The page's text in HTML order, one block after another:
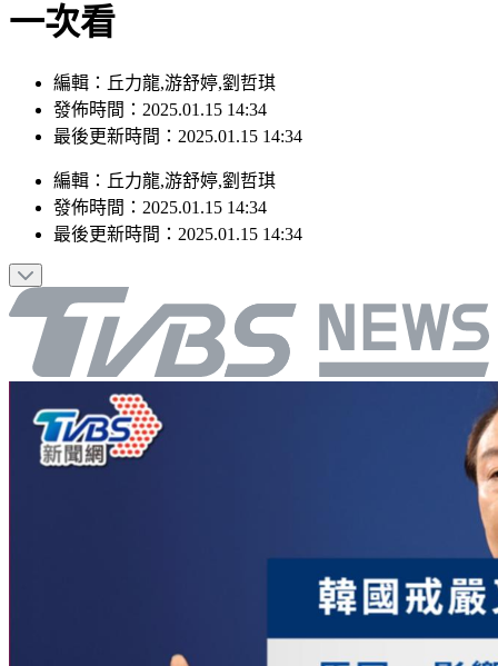
一次看
編輯：丘力龍,游舒婷,劉哲琪
發佈時間：2025.01.15 14:34
最後更新時間：2025.01.15 14:34
編輯 ： 丘力龍,游舒婷,劉哲琪
發佈時間： 2025.01.15 14:34
最後更新時間： 2025.01.15 14:34